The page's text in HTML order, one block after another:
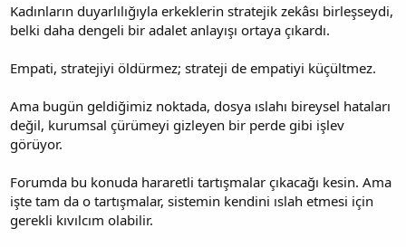
Kadınların duyarlılığıyla erkeklerin stratejik zekâsı birleşseydi,
belki daha dengeli bir adalet anlayışı ortaya çıkardı.
Empati, stratejiyi öldürmez; strateji de empatiyi küçültmez.
Ama bugün geldiğimiz noktada, dosya ıslahı bireysel hataları
değil, kurumsal çürümeyi gizleyen bir perde gibi işlev
görüyor.
Forumda bu konuda hararetli tartışmalar çıkacağı kesin. Ama
işte tam da o tartışmalar, sistemin kendini ıslah etmesi için
gerekli kıvılcım olabilir.